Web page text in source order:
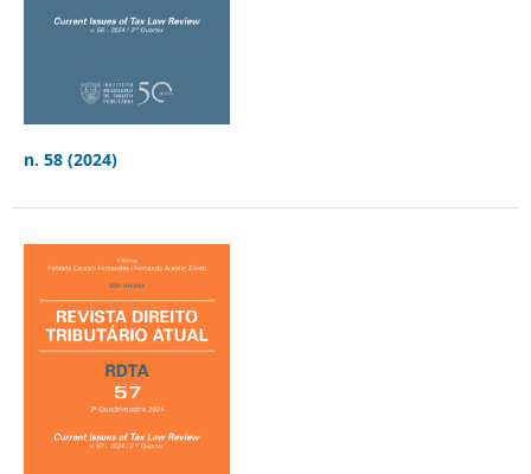
n. 58 (2024)